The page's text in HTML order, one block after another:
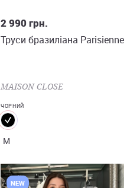
2 990грн.
Труси бразиліана Parisienne
MAISON CLOSE
ЧОРНИЙ
M
NEW